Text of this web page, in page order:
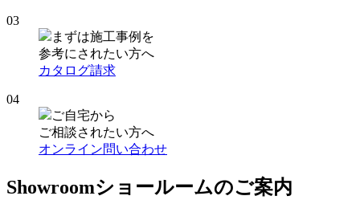
03
まずは施工事例を
参考にされたい方へ
カタログ請求
04
ご自宅から
ご相談されたい方へ
オンライン問い合わせ
Showroomショールームのご案内